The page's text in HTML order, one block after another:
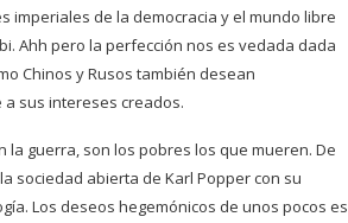
imperiales de la democracia y el mundo libre
Ahh pero la perfección nos es vedada dada
Chinos y Rusos también desean
sus intereses creados.
la guerra, son los pobres los que mueren. De
sociedad abierta de Karl Popper con su
Los deseos hegemónicos de unos pocos es